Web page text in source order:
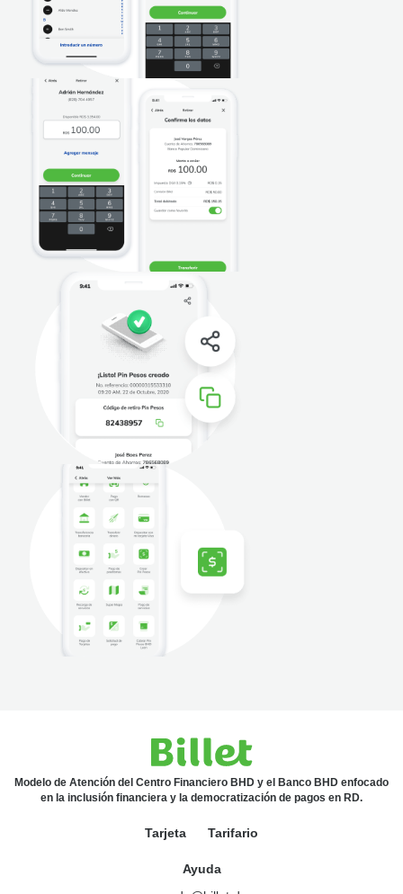
Modelo de Atención del Centro Financiero BHD y el Banco BHD enfocado
en la inclusión financiera y la democratización de pagos en RD.
Tarjeta Tarifario
Ayuda